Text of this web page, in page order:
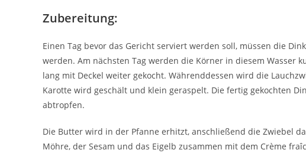
Zubereitung:
Einen Tag bevor das Gericht serviert werden soll, müssen die
werden. Am nächsten Tag werden die Körner in diesem Wasser
lang mit Deckel weiter gekocht. Währenddessen wird die
Karotte wird geschält und klein geraspelt. Die fertig gekochten
abtropfen.
Die Butter wird in der Pfanne erhitzt, anschließend die Zwiebel
Möhre, der Sesam und das Eigelb zusammen mit dem Crème